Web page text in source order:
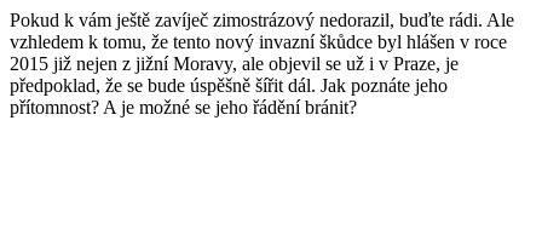
Pokud k vám ještě zavíječ zimostrázový nedorazil, buďte rádi. Ale
vzhledem k tomu, že tento nový invazní škůdce byl hlášen v roce
2015 již nejen z jižní Moravy, ale objevil se už i v Praze, je
předpoklad, že se bude úspěšně šířit dál. Jak poznáte jeho
přítomnost? A je možné se jeho řádění bránit?